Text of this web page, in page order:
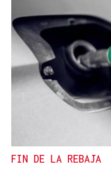
FIN DE LA REBAJA